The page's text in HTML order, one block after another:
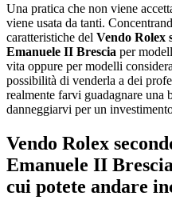
Una pratica che non viene
viene usata da tanti.
caratteristiche del Vendo Rolex
Emanuele II Brescia per
vita oppure per modelli
possibilità di venderla a dei
realmente farvi guadagnare una
danneggiarvi per un
Vendo Rolex
Emanuele II Brescia
cui potete andare